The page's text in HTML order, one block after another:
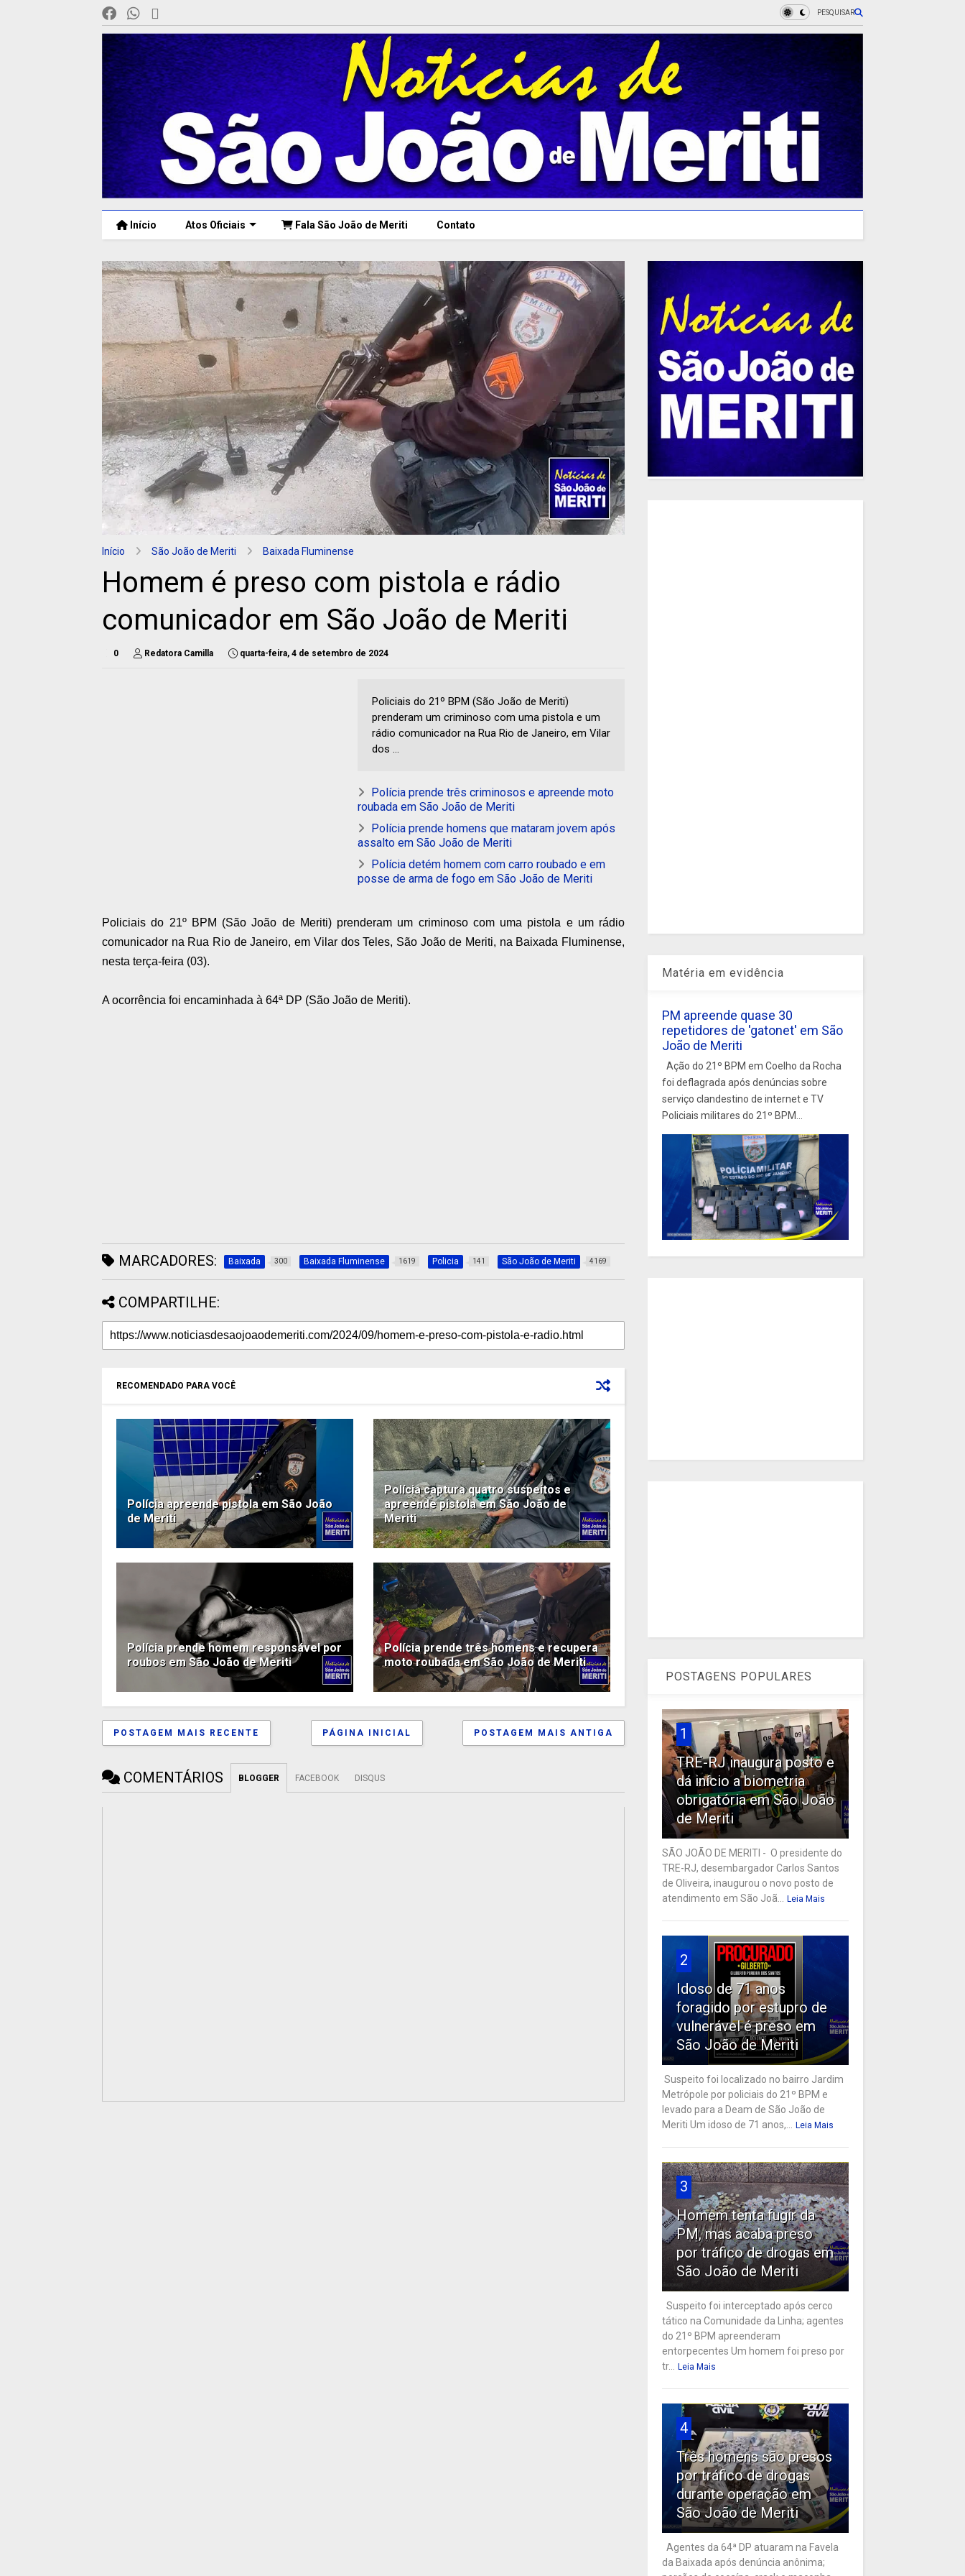
PESQUISAR
Início Atos Oficiais Fala São João de Meriti Contato
Início São João de Meriti Baixada Fluminense
Homem é preso com pistola e rádio
comunicador em São João de Meriti
0 Redatora Camilla quarta-feira, 4 de setembro de 2024
Policiais do 21º BPM (São João de Meriti)
prenderam um criminoso com uma pistola e um
rádio comunicador na Rua Rio de Janeiro, em Vilar
dos ...
Polícia prende três criminosos e apreende moto
roubada em São João de Meriti
Polícia prende homens que mataram jovem após
assalto em São João de Meriti
Polícia detém homem com carro roubado e em
posse de arma de fogo em São João de Meriti
Policiais do 21º BPM (São João de Meriti) prenderam um criminoso com uma pistola e um rádio
comunicador na Rua Rio de Janeiro, em Vilar dos Teles, São João de Meriti, na Baixada Fluminense,
nesta terça-feira (03).
A ocorrência foi encaminhada à 64ª DP (São João de Meriti).
MARCADORES: Baixada 300 Baixada Fluminense 1619 Policia 141 São João de Meriti 4169
COMPARTILHE:
RECOMENDADO PARA VOCÊ
Polícia apreende pistola em São João
de Meriti
Polícia captura quatro suspeitos e
apreende pistola em São João de
Meriti
Polícia prende homem responsável por
roubos em São João de Meriti
Polícia prende três homens e recupera
moto roubada em São João de Meriti
POSTAGEM MAIS RECENTE POSTAGEM MAIS ANTIGA
PÁGINA INICIAL
COMENTÁRIOS BLOGGER FACEBOOK DISQUS
Matéria em evidência
PM apreende quase 30
repetidores de 'gatonet' em São
João de Meriti
Ação do 21º BPM em Coelho da Rocha
foi deflagrada após denúncias sobre
serviço clandestino de internet e TV
Policiais militares do 21º BPM...
POSTAGENS POPULARES
1
TRE-RJ inaugura posto e
dá início a biometria
obrigatória em São João
de Meriti
SÃO JOÃO DE MERITI - O presidente do
TRE-RJ, desembargador Carlos Santos
de Oliveira, inaugurou o novo posto de
atendimento em São Joã...
Leia Mais
2
Idoso de 71 anos
foragido por estupro de
vulnerável é preso em
São João de Meriti
Suspeito foi localizado no bairro Jardim
Metrópole por policiais do 21º BPM e
levado para a Deam de São João de
Meriti Um idoso de 71 anos,...
Leia Mais
3
Homem tenta fugir da
PM, mas acaba preso
por tráfico de drogas em
São João de Meriti
Suspeito foi interceptado após cerco
tático na Comunidade da Linha; agentes
do 21º BPM apreenderam
entorpecentes Um homem foi preso por
tr...
Leia Mais
4
Três homens são presos
por tráfico de drogas
durante operação em
São João de Meriti
Agentes da 64ª DP atuaram na Favela
da Baixada após denúncia anônima;